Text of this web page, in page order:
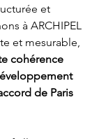
et
à ARCHIPEL
et mesurable,
cohérence
de Paris